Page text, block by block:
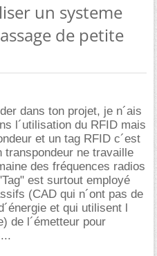
un systeme
de petite
dans ton projet, je n´ais
l´utilisation du RFID mais
et un tag RFID c´est
transpondeur ne travaille
des fréquences radios
est surtout employé
(CAD qui n´ont pas de
et qui utilisent l
de l´émetteur pour